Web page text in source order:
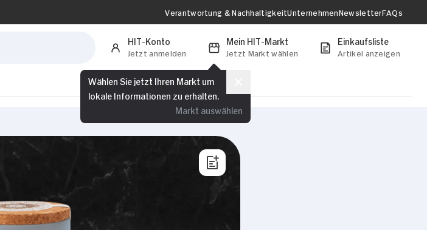
Verantwortung & NachhaltigkeitUnternehmenNewsletterFAQs
HIT-Konto
Jetzt anmelden
Mein HIT-Markt
Jetzt Markt wählen
Wählen Sie jetzt Ihren Markt um
lokale Informationen zu erhalten.
Markt auswählen
Einkaufsliste
Artikel anzeigen